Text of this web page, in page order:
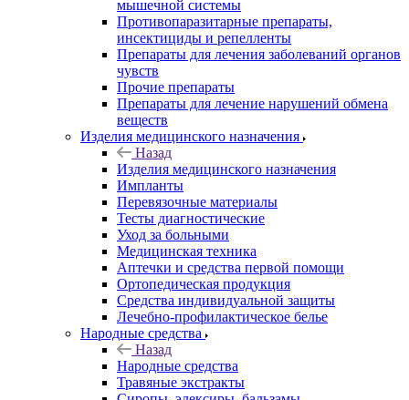
мышечной системы
Противопаразитарные препараты,
инсектициды и репелленты
Препараты для лечения заболеваний органов
чувств
Прочие препараты
Препараты для лечение нарушений обмена
веществ
Изделия медицинского назначения
Назад
Изделия медицинского назначения
Импланты
Перевязочные материалы
Тесты диагностические
Уход за больными
Медицинская техника
Аптечки и средства первой помощи
Ортопедическая продукция
Средства индивидуальной защиты
Лечебно-профилактическое белье
Народные средства
Назад
Народные средства
Травяные экстракты